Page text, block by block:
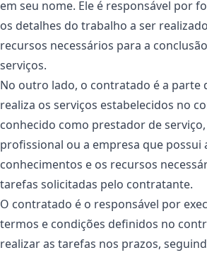
em seu nome. Ele é responsável por
os detalhes do trabalho a ser
recursos necessários para a
serviços.
No outro lado, o contratado é a parte
realiza os serviços estabelecidos no
conhecido como prestador de
profissional ou a empresa que possui
conhecimentos e os recursos
tarefas solicitadas pelo contratante.
O contratado é o responsável por
termos e condições definidos no
realizar as tarefas nos prazos,